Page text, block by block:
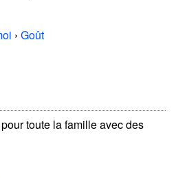
› Goût
toute la famille avec des